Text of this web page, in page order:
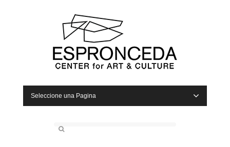
Seleccione una Pagina